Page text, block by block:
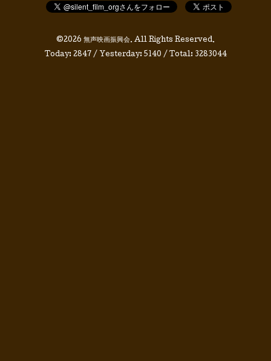
©2026 無声映画振興会. All Rights Reserved.
Today: 2847 / Yesterday: 5140 / Total: 3283044